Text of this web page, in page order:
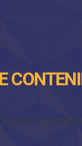
en el siguiente